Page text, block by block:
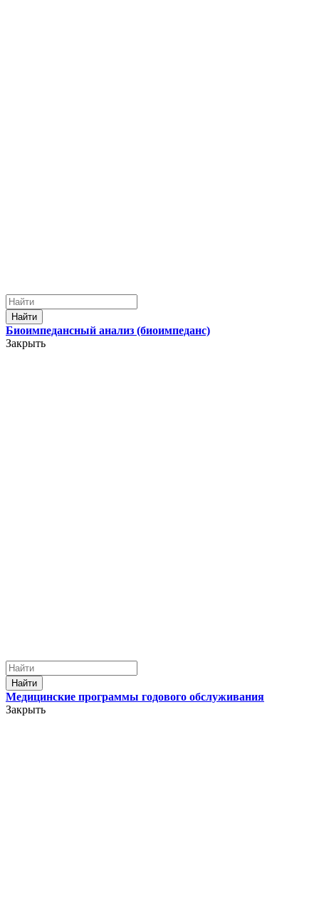
Найти
Биоимпедансный анализ (биоимпеданс)
Закрыть
Найти
Медицинские программы годового обслуживания
Закрыть